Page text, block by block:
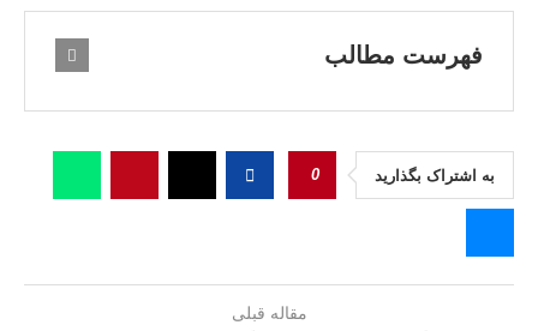
فهرست مطالب
به اشتراک بگذارید 0
مقاله قبلی